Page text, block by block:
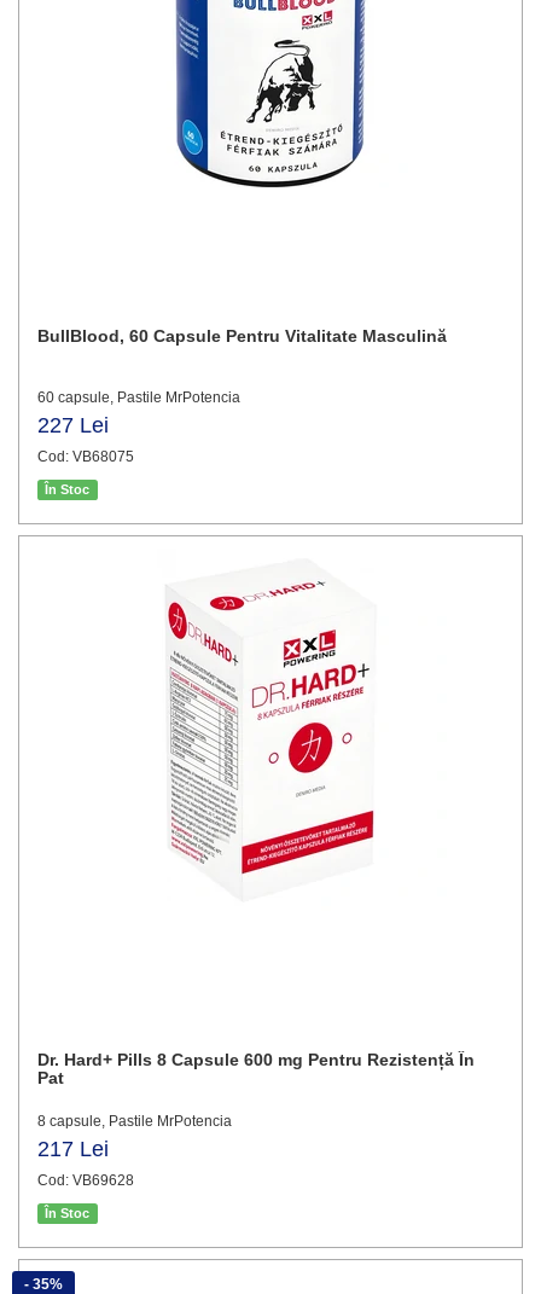
BullBlood, 60 Capsule Pentru Vitalitate Masculină
60 capsule, Pastile MrPotencia
227 Lei
Cod: VB68075
În Stoc
Dr. Hard+ Pills 8 Capsule 600 mg Pentru Rezistență În
Pat
8 capsule, Pastile MrPotencia
217 Lei
Cod: VB69628
În Stoc
- 35%